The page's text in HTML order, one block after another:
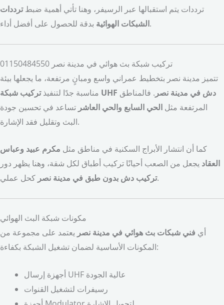
ترددات يتم استقبالها عبر الرسيفر، وهنا تأتي أهمية ضبطترددات
الشبكات الهوائيةبدقة للحصول على أفضل أداء.
تركيب شبكة بث هوائي في مدينة نصر 01150484550
تتميز مدينة نصر بتخطيط عمراني واسع ومبانٍ مرتفعة، ما يجعلها بيئة
مناسبة جدًا لتنفيذ
تركيب شبكة UHF دش في مدينة نصر . فالمناطق
المرتفعة مثل الحي السابع والحي العاشر تساعد في تحسين جودة
البث وتقليل فقد الإشارة.
كما أن انتشار الأبراج السكنية في مناطق مثل مكرم عبيد وعباس
العقاد يجعل من الصعب أحيانًا تركيب أطباق لكل شقة، وهنا يظهر دور
تركيب دش بدون طبق في مدينة نصركحل عملي.
مكونات شبكة البث الهوائي
أي فني شبكات بث هوائي في مدينة نصر يعتمد على مجموعة من
المكونات الأساسية لضمان تشغيل الشبكة بكفاءة:
أجهزة إرسال UHF عالية الجودة
رسيفرات لتشغيل القنوات